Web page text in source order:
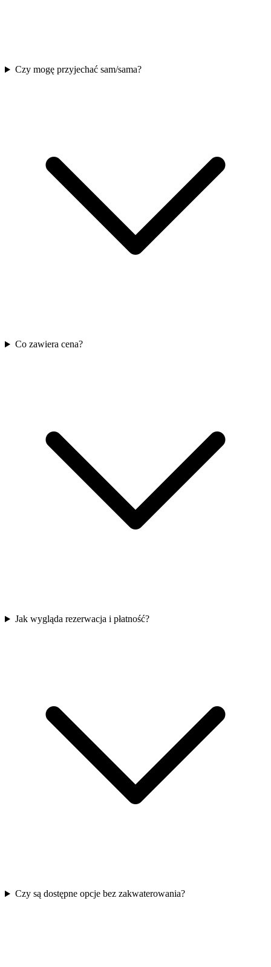
Czy mogę przyjechać sam/sama?
Co zawiera cena?
Jak wygląda rezerwacja i płatność?
Czy są dostępne opcje bez zakwaterowania?